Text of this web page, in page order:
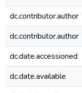
dc.contributor.author
dc.contributor.author
dc.date.accessioned
dc.date.available